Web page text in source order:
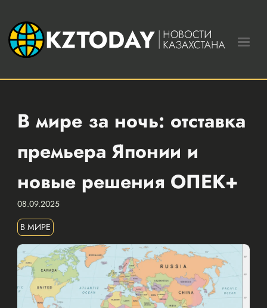
В мире за ночь: отставка
премьера Японии и
новые решения ОПЕК+
08.09.2025
В МИРЕ